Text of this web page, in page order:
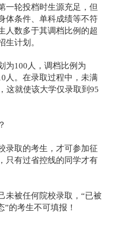
轮投档时生源充足，但
体条件、单科成绩等不符
人数多于其调档比例的超
生计划。
100人，调档比例为
人。在录取过程中，未满
这就使该大学仅录取到95
取的考生，才可参加征
只有过省控线的同学才有
被任何院校录取，“已被
”的考生不可填报！